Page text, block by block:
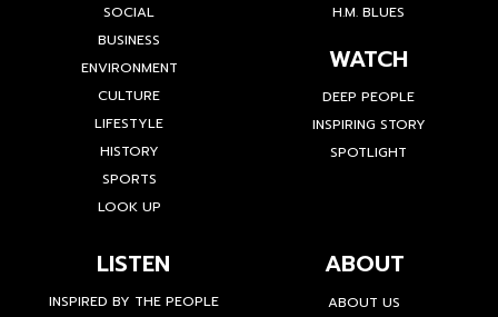
SOCIAL
BUSINESS
ENVIRONMENT
CULTURE
LIFESTYLE
HISTORY
SPORTS
LOOK UP
H.M. BLUES
WATCH
DEEP PEOPLE
INSPIRING STORY
SPOTLIGHT
LISTEN
INSPIRED BY THE PEOPLE
ABOUT
ABOUT US